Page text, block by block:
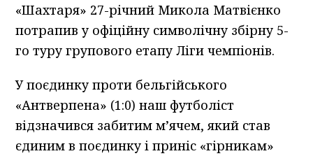
«Шахтаря» 27-річний Микола Матвієнко
потрапив у офіційну символічну збірну 5-
го туру групового етапу Ліги чемпіонів.
У поєдинку проти бельгійського
«Антверпена» (1:0) наш футболіст
відзначився забитим м’ячем, який став
єдиним в поєдинку і приніс «гірникам»